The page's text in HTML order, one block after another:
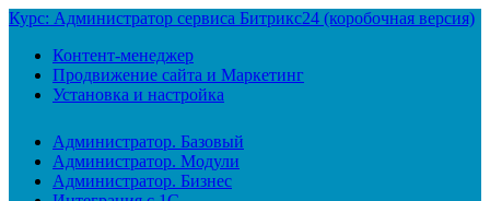
Курс: Администратор сервиса Битрикс24 (коробочная версия)
Контент-менеджер
Продвижение сайта и Маркетинг
Установка и настройка
Администратор. Базовый
Администратор. Модули
Администратор. Бизнес